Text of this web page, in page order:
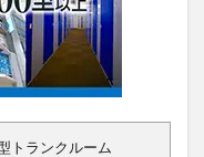
トランクルーム